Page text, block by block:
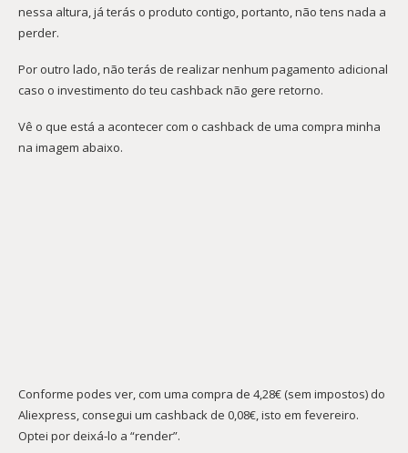
nessa altura, já terás o produto contigo, portanto, não tens nada a
perder.
Por outro lado, não terás de realizar nenhum pagamento adicional
caso o investimento do teu cashback não gere retorno.
Vê o que está a acontecer com o cashback de uma compra minha
na imagem abaixo.
Conforme podes ver, com uma compra de 4,28€ (sem impostos) do
Aliexpress, consegui um cashback de 0,08€, isto em fevereiro.
Optei por deixá-lo a “render”.